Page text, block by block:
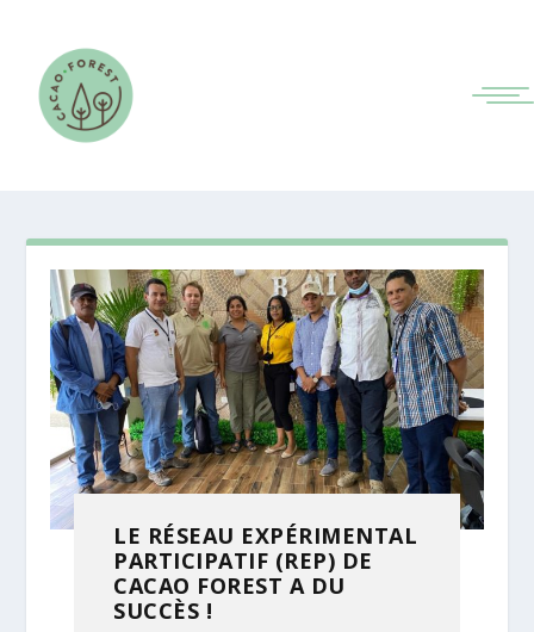
LE RÉSEAU EXPÉRIMENTAL
PARTICIPATIF (REP) DE
CACAO FOREST A DU
SUCCÈS !